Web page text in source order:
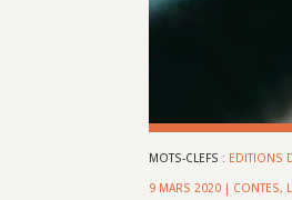
MOTS-CLEFS : EDITIONS
9 MARS 2020 | CONTES,